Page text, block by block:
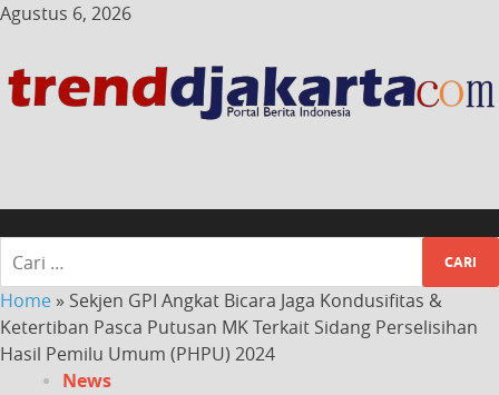
Agustus 6, 2026
Home » Sekjen GPI Angkat Bicara Jaga Kondusifitas &
Ketertiban Pasca Putusan MK Terkait Sidang Perselisihan
Hasil Pemilu Umum (PHPU) 2024
News